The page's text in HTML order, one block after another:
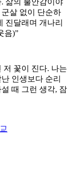
삶의 불안감이야
살 없이 단순하
진달래며 개나리
음)”
저 꽃이 진다. 나는
인생보다 순리
때 그런 생각, 잠